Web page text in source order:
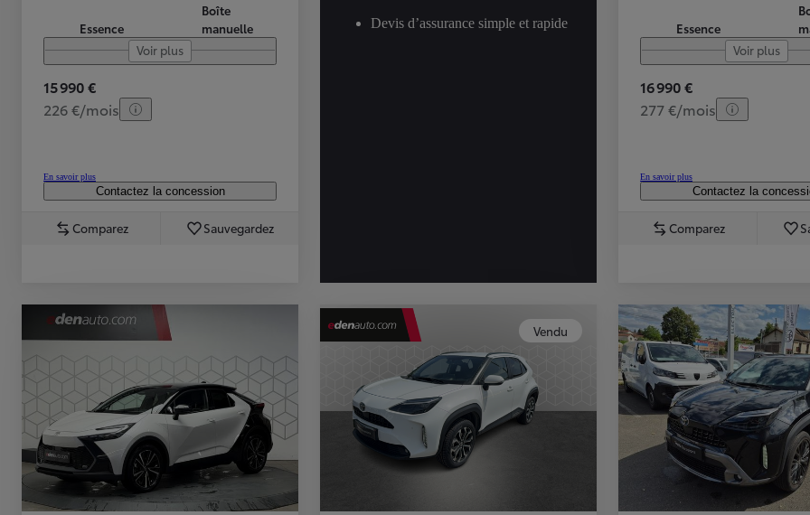
TOYOTA C-HR
HYBRIDE OU HYBRIDE RECHARGEABLE
Essence
Boîte
manuelle
Voir plus
15 990 €
226 €/mois
En savoir plus
Contactez la concession
Comparez Sauvegardez
Devis d’assurance simple et rapide Essence
Voir plus
16 990 €
277 €/mois
En savoir plus
Contactez la
Comparez
Vendu